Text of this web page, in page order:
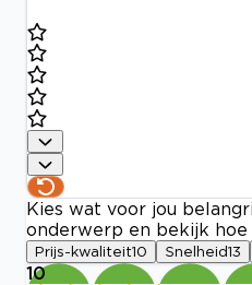
Kies wat voor jou
onderwerp en bekijk
Prijs-kwaliteit10 Snelheid13
10